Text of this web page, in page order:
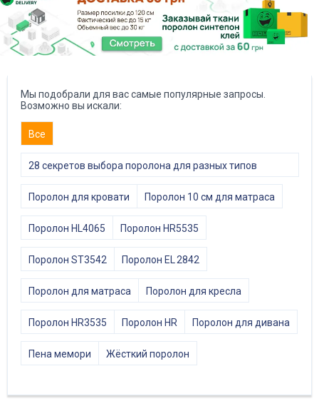
Мы подобрали для вас самые популярные запросы.
Возможно вы искали:
Все
28 секретов выбора поролона для разных типов
Поролон для кровати Поролон 10 см для матраса
Поролон HL4065 Поролон HR5535
Поролон ST3542 Поролон EL 2842
Поролон для матраса Поролон для кресла
Поролон HR3535 Поролон HR Поролон для дивана
Пена мемори Жёсткий поролон